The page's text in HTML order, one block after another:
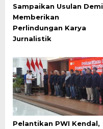
Sampaikan Usulan Demi
Memberikan
Perlindungan Karya
Jurnalistik
Pelantikan PWI Kendal,